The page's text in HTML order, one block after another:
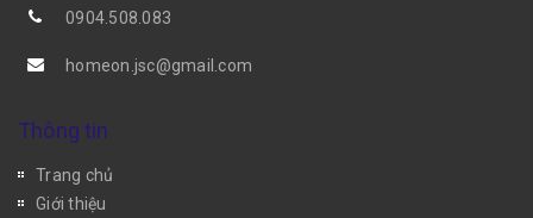
0904.508.083
homeon.jsc@gmail.com
Thông tin
Trang chủ
Giới thiệu